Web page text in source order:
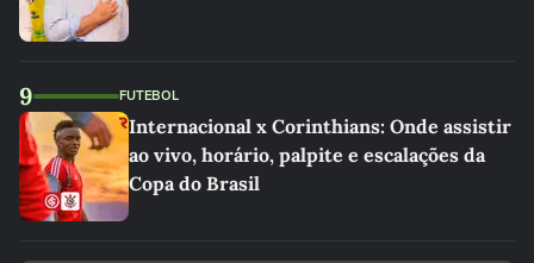
9 FUTEBOL
Internacional x Corinthians: Onde assistir
ao vivo, horário, palpite e escalações da
Copa do Brasil